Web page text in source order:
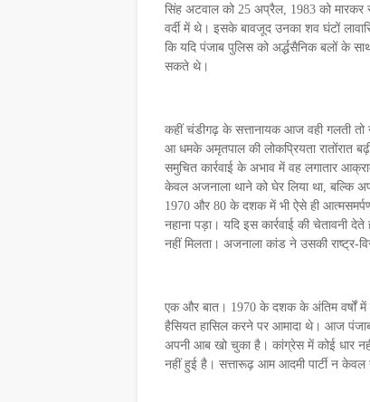
सिंह अटवाल को 25 अप्रैल, 1983 को मारकर
वर्दी में थे। इसके बावजूद उनका शव घंटों
कि यदि पंजाब पुलिस को अर्द्धसैनिक बलों के
सकते थे।
कहीं चंडीगढ़ के सत्तानायक आज वही गलती तो
आ धमके अमृतपाल की लोकप्रियता रातोंरात
समुचित कार्रवाई के अभाव में वह लगातार
केवल अजनाला थाने को घेर लिया था, बल्कि
1970 और 80 के दशक में भी ऐसे ही
नहाना पड़ा। यदि इस कार्रवाई की चेतावनी
नहीं मिलता। अजनाला कांड ने उसकी राष्ट्र-
एक और बात। 1970 के दशक के अंतिम वर्षों में
हैसियत हासिल करने पर आमादा थे। आज
अपनी आब खो चुका है। कांग्रेस में कोई धार
नहीं हुई है। सत्तारूढ़ आम आदमी पार्टी न